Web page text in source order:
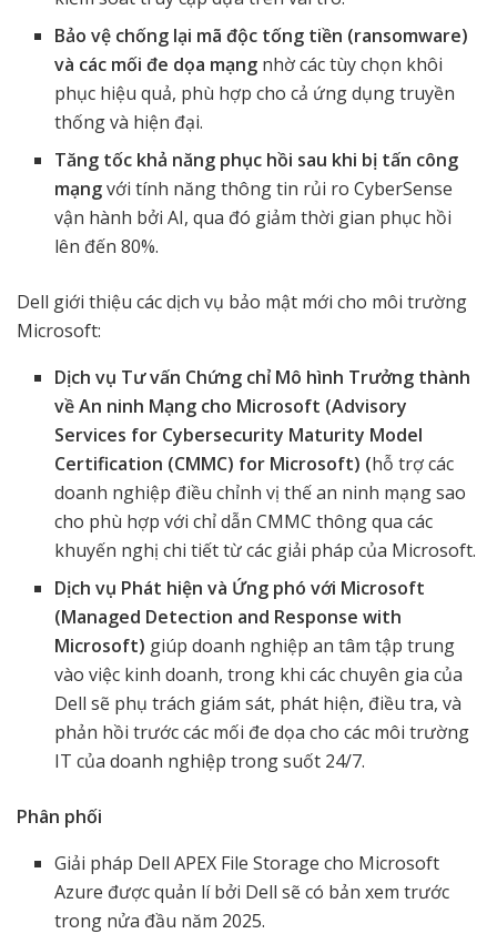
Bảo vệ chống lại mã độc tống tiền (ransomware)
và các mối đe dọa mạng nhờ các tùy chọn khôi
phục hiệu quả, phù hợp cho cả ứng dụng truyền
thống và hiện đại.
Tăng tốc khả năng phục hồi sau khi bị tấn công
mạngvới tính năng thông tin rủi ro CyberSense
vận hành bởi AI, qua đó giảm thời gian phục hồi
lên đến 80%.
Dell giới thiệu các dịch vụ bảo mật mới cho môi trường
Microsoft:
Dịch vụ Tư vấn Chứng chỉ Mô hình Trưởng thành
về An ninh Mạng cho Microsoft (Advisory
Services for Cybersecurity Maturity Model
Certification (CMMC) for Microsoft) (hỗ trợ các
doanh nghiệp điều chỉnh vị thế an ninh mạng sao
cho phù hợp với chỉ dẫn CMMC thông qua các
khuyến nghị chi tiết từ các giải pháp của Microsoft.
Dịch vụ Phát hiện và Ứng phó với Microsoft
(Managed Detection and Response with
Microsoft) giúp doanh nghiệp an tâm tập trung
vào việc kinh doanh, trong khi các chuyên gia của
Dell sẽ phụ trách giám sát, phát hiện, điều tra, và
phản hồi trước các mối đe dọa cho các môi trường
IT của doanh nghiệp trong suốt 24/7.
Phân phối
Giải pháp Dell APEX File Storage cho Microsoft
Azure được quản lí bởi Dell sẽ có bản xem trước
trong nửa đầu năm 2025.